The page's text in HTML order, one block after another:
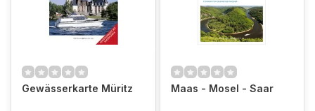
Gewässerkarte Müritz Maas - Mosel - Saar